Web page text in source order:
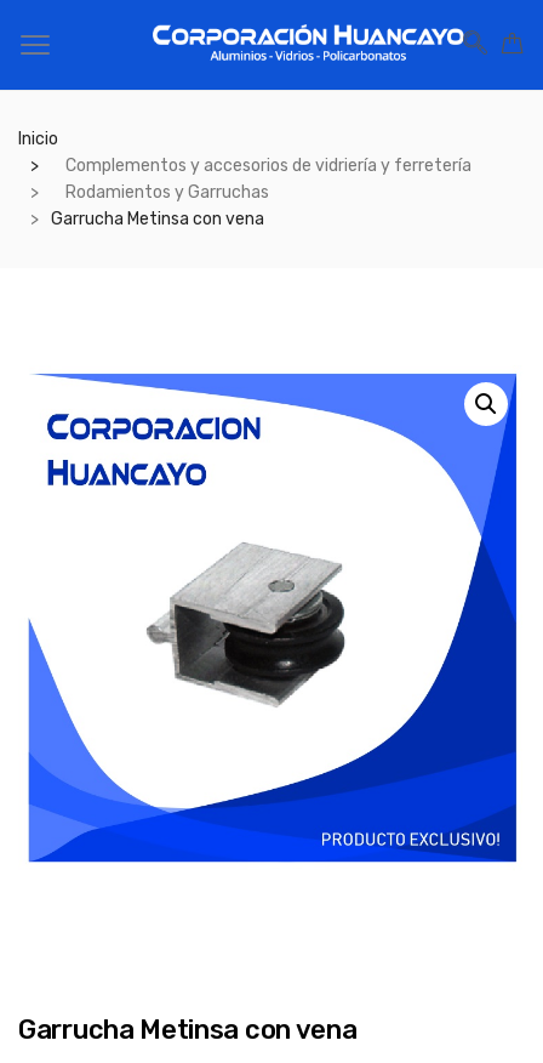
Inicio
Complementos y accesorios de vidriería y ferretería
Rodamientos y Garruchas
Garrucha Metinsa con vena
Garrucha Metinsa con vena